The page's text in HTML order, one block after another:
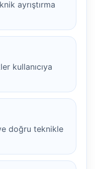
ayrıştırma
kullanıcıya
doğru teknikle